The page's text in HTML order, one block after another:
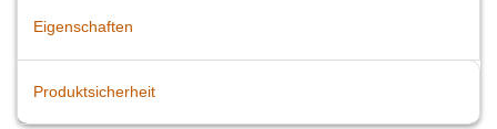
Eigenschaften
Produktsicherheit